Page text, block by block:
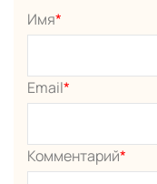
Имя*
Email*
Комментарий*